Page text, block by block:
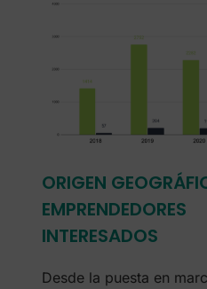
ORIGEN
EMPRENDEDORES
INTERESADOS
Desde la puesta en